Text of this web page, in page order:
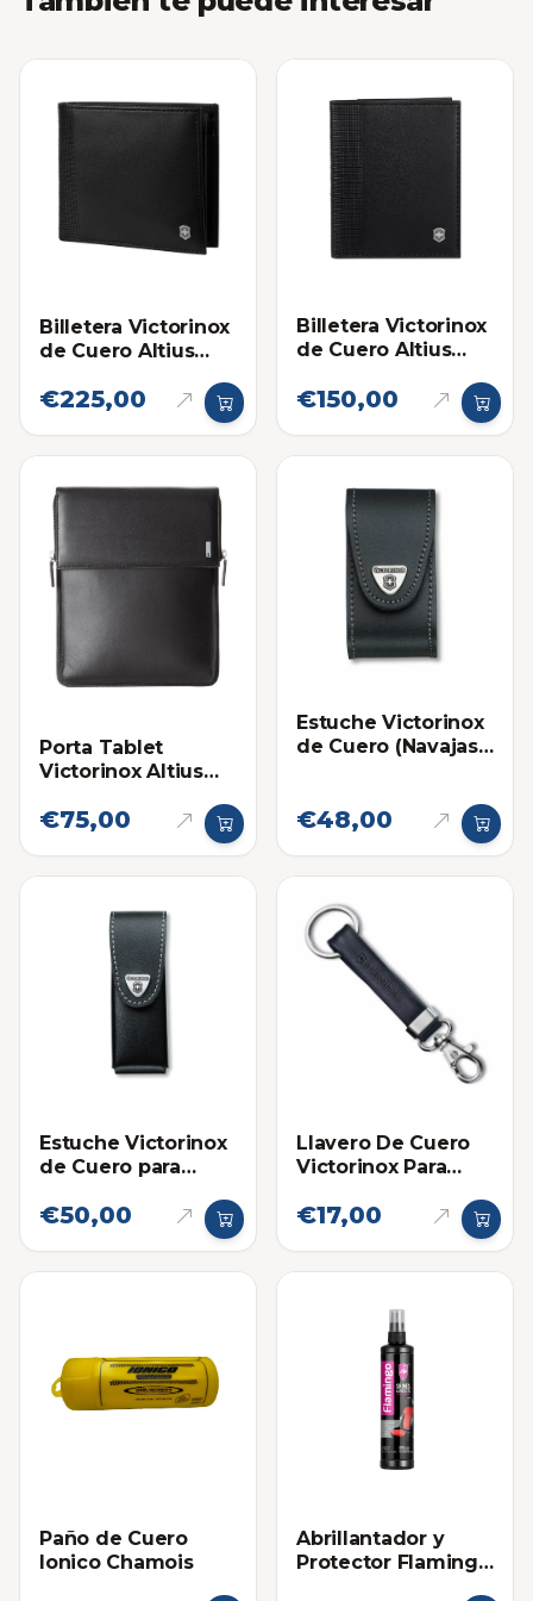
Billetera Victorinox
de Cuero Altius
€225,00
Billetera Victorinox
de Cuero Altius
€150,00
Porta Tablet
Victorinox Altius
€75,00
Estuche Victorinox
de Cuero (Navajas
€48,00
Estuche Victorinox
de Cuero para
€50,00
Llavero De Cuero
Victorinox Para
€17,00
Paño de Cuero
Ionico Chamois
Abrillantador y
Protector Flamingo